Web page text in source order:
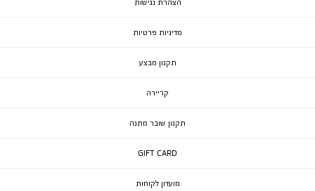
הצהרת נגישות
מדיניות פרטיות
תקנון מבצע
קריירה
תקנון שובר מתנה
GIFT CARD
מועדון לקוחות